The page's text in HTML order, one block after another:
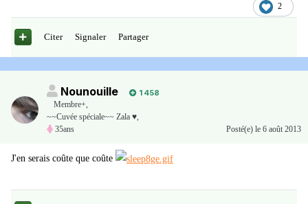
2
Citer Signaler Partager
Nounouille
1 458
Membre+,
~~Cuvée spéciale~~ Zala ♥,
35ans
Posté(e) le 6 août 2013
J'en serais coûte que coûte